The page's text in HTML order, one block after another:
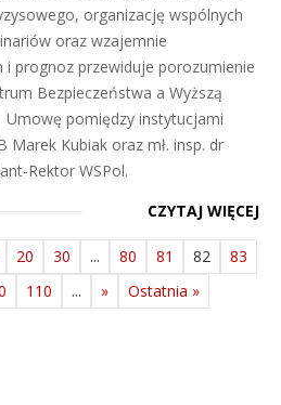
organizację wspólnych
oraz wzajemnie
i prognoz przewiduje porozumienie
Bezpieczeństwa a Wyższą
Umowę pomiędzy instytucjami
Marek Kubiak oraz mł. insp. dr
Rektor WSPol.
CZYTAJ WIĘCEJ
20 30 ... 80 81 82
83
110 ... » Ostatnia »